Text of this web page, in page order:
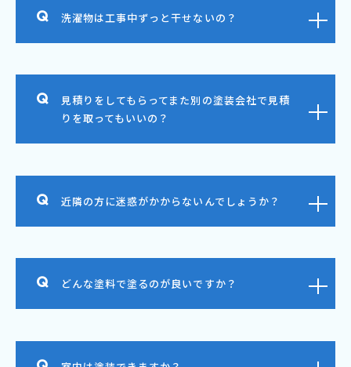
洗濯物は工事中ずっと干せないの？
見積りをしてもらってまた別の塗装会社で見積
りを取ってもいいの？
近隣の方に迷惑がかからないんでしょうか？
どんな塗料で塗るのが良いですか？